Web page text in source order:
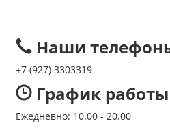
Наши
+7 (927) 3303319
График работы
Ежедневно: 10.00 - 20.00